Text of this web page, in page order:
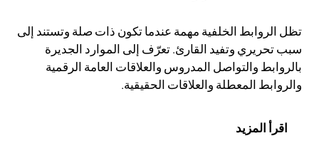
تظل الروابط الخلفية مهمة عندما تكون ذات صلة وتستند إلى
سبب تحريري وتفيد القارئ. تعرّف إلى الموارد الجديرة
بالروابط والتواصل المدروس والعلاقات العامة الرقمية
والروابط المعطلة والعلاقات الحقيقية.
اقرأ المزيد